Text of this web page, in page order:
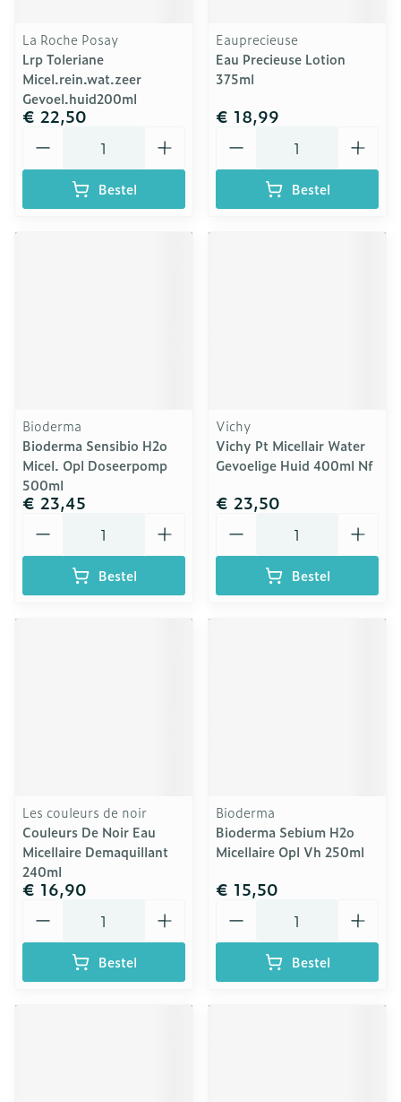
La Roche Posay
Lrp Toleriane
Micel.rein.wat.zeer
Gevoel.huid200ml
€ 22,50
Bestel
Eauprecieuse
Eau Precieuse Lotion
375ml
€ 18,99
Bestel
Bioderma
Bioderma Sensibio H2o
Micel. Opl Doseerpomp
500ml
€ 23,45
Bestel
Vichy
Vichy Pt Micellair Water
Gevoelige Huid 400ml Nf
€ 23,50
Bestel
Les couleurs de noir
Couleurs De Noir Eau
Micellaire Demaquillant
240ml
€ 16,90
Bestel
Bioderma
Bioderma Sebium H2o
Micellaire Opl Vh 250ml
€ 15,50
Bestel